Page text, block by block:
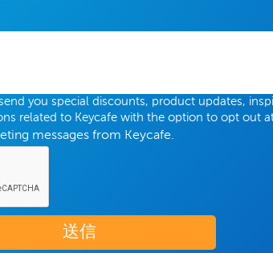
you special discounts, product updates,
related to Keycafe with the option to opt out
messages from Keycafe.